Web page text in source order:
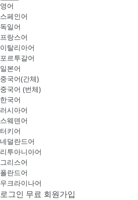
영어
스페인어
독일어
프랑스어
이탈리아어
포르투갈어
일본어
중국어(간체)
중국어 (번체)
한국어
러시아어
스웨덴어
터키어
네덜란드어
리투아니아어
그리스어
폴란드어
우크라이나어
로그인 무료 회원가입